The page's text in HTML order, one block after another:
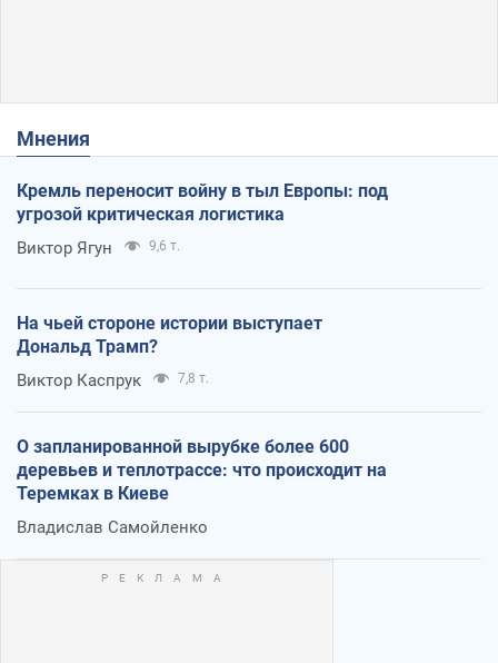
Мнения
Кремль переносит войну в тыл Европы: под
угрозой критическая логистика
Виктор Ягун 9,6 т.
На чьей стороне истории выступает
Дональд Трамп?
Виктор Каспрук 7,8 т.
О запланированной вырубке более 600
деревьев и теплотрассе: что происходит на
Теремках в Киеве
Владислав Самойленко